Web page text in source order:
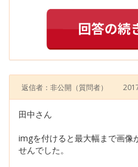
返信者：非公開 （質問者）
田中さん
imgを付けると最大幅まで画像
せんでした。